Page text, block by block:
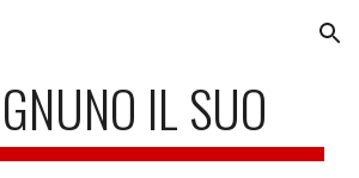
Skip to navigation
IL SUO